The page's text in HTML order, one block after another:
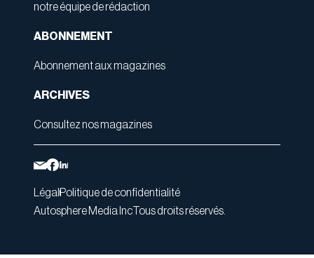
notre équipe de rédaction
ABONNEMENT
Abonnement aux magazines
ARCHIVES
Consultez nos magazines
Légal Politique de confidentialité
Autosphere Media Inc Tous droits réservés.